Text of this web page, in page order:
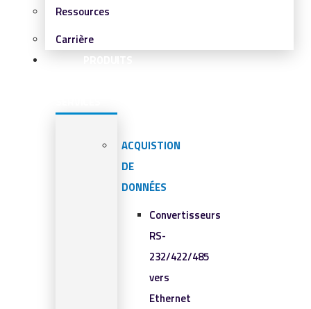
Ressources
Carrière
PRODUITS
ACQUISTION
DE
DONNÉES
Convertisseurs
RS-
232/422/485
vers
Ethernet